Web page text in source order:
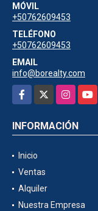
MÓVIL
+50762609453
TELÉFONO
+50762609453
EMAIL
info@borealty.com
Facebook
Instagram
INFORMACIÓN
Inicio
Ventas
Alquiler
Nuestra Empresa